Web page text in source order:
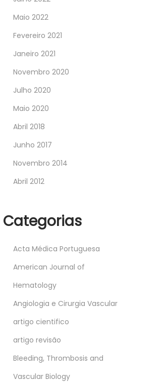
Maio 2022
Fevereiro 2021
Janeiro 2021
Novembro 2020
Julho 2020
Maio 2020
Abril 2018
Junho 2017
Novembro 2014
Abril 2012
Categorias
Acta Médica Portuguesa
American Journal of
Hematology
Angiologia e Cirurgia Vascular
artigo cientifico
artigo revisão
Bleeding, Thrombosis and
Vascular Biology